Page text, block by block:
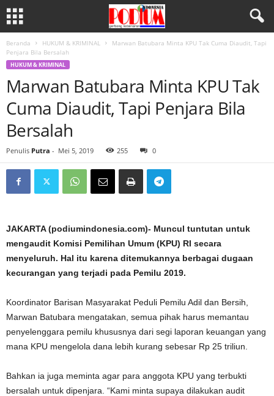
Beranda HUKUM & KRIMINAL
Marwan Batubara Minta KPU Tak Cuma Diaudit, Tapi
Penjara Bila Bersalah
HUKUM & KRIMINAL
Marwan Batubara Minta KPU Tak
Cuma Diaudit, Tapi Penjara Bila
Bersalah
Penulis Putra - Mei 5, 2019 255 0
JAKARTA (podiumindonesia.com)- Muncul tuntutan untuk
mengaudit Komisi Pemilihan Umum (KPU) RI secara
menyeluruh. Hal itu karena ditemukannya berbagai dugaan
kecurangan yang terjadi pada Pemilu 2019.
Koordinator Barisan Masyarakat Peduli Pemilu Adil dan Bersih,
Marwan Batubara mengatakan, semua pihak harus memantau
penyelenggara pemilu khususnya dari segi laporan keuangan yang
mana KPU mengelola dana lebih kurang sebesar Rp 25 triliun.
Bahkan ia juga meminta agar para anggota KPU yang terbukti
bersalah untuk dipenjara. “Kami minta supaya dilakukan audit